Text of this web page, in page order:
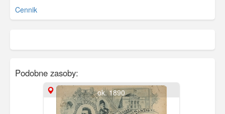
Cennik
Podobne zasoby:
ok. 1890